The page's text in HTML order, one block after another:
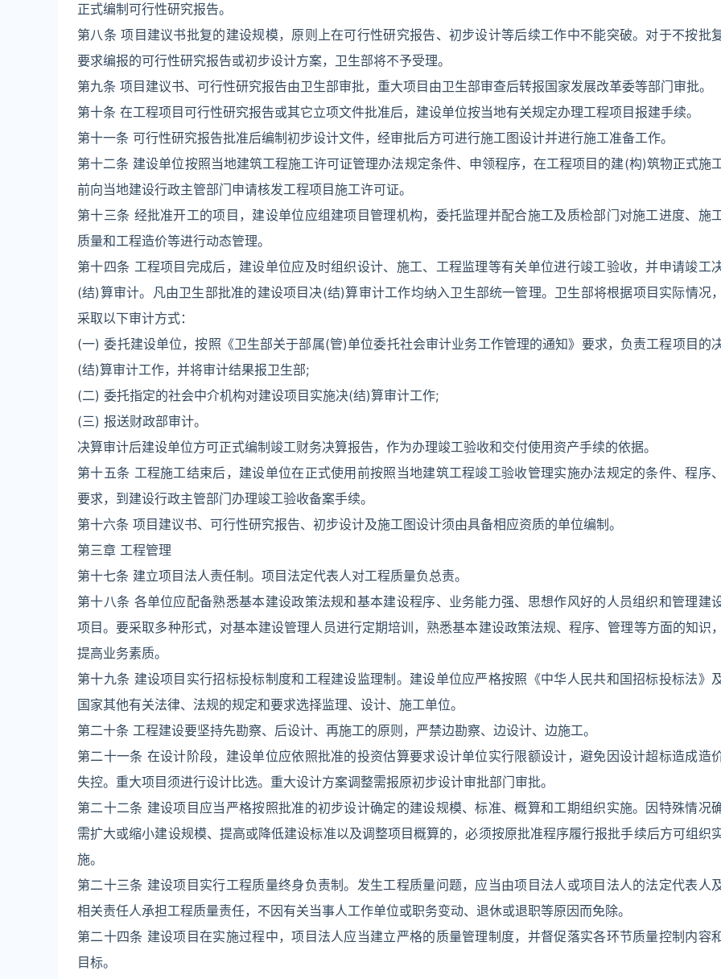
正式编制可行性研究报告。
第八条 项目建议书批复的建设规模，原则上在可行性研究报告、初步设计等后续工作中不能突破。对于不按批
要求编报的可行性研究报告或初步设计方案，卫生部将不予受理。
第九条 项目建议书、可行性研究报告由卫生部审批，重大项目由卫生部审查后转报国家发展改革委等部门审批。
第十条 在工程项目可行性研究报告或其它立项文件批准后，建设单位按当地有关规定办理工程项目报建手续。
第十一条 可行性研究报告批准后编制初步设计文件，经审批后方可进行施工图设计并进行施工准备工作。
第十二条 建设单位按照当地建筑工程施工许可证管理办法规定条件、申领程序，在工程项目的建(构)筑物正式施
前向当地建设行政主管部门申请核发工程项目施工许可证。
第十三条 经批准开工的项目，建设单位应组建项目管理机构，委托监理并配合施工及质检部门对施工进度、施
质量和工程造价等进行动态管理。
第十四条 工程项目完成后，建设单位应及时组织设计、施工、工程监理等有关单位进行竣工验收，并申请竣工
(结)算审计。凡由卫生部批准的建设项目决(结)算审计工作均纳入卫生部统一管理。卫生部将根据项目实际情况，
采取以下审计方式：
(一) 委托建设单位，按照《卫生部关于部属(管)单位委托社会审计业务工作管理的通知》要求，负责工程项目的
(结)算审计工作，并将审计结果报卫生部;
(二) 委托指定的社会中介机构对建设项目实施决(结)算审计工作;
(三) 报送财政部审计。
决算审计后建设单位方可正式编制竣工财务决算报告，作为办理竣工验收和交付使用资产手续的依据。
第十五条 工程施工结束后，建设单位在正式使用前按照当地建筑工程竣工验收管理实施办法规定的条件、程序、
要求，到建设行政主管部门办理竣工验收备案手续。
第十六条 项目建议书、可行性研究报告、初步设计及施工图设计须由具备相应资质的单位编制。
第三章 工程管理
第十七条 建立项目法人责任制。项目法定代表人对工程质量负总责。
第十八条 各单位应配备熟悉基本建设政策法规和基本建设程序、业务能力强、思想作风好的人员组织和管理建
项目。要采取多种形式，对基本建设管理人员进行定期培训，熟悉基本建设政策法规、程序、管理等方面的知识，
提高业务素质。
第十九条 建设项目实行招标投标制度和工程建设监理制。建设单位应严格按照《中华人民共和国招标投标法》
国家其他有关法律、法规的规定和要求选择监理、设计、施工单位。
第二十条 工程建设要坚持先勘察、后设计、再施工的原则，严禁边勘察、边设计、边施工。
第二十一条 在设计阶段，建设单位应依照批准的投资估算要求设计单位实行限额设计，避免因设计超标造成造
失控。重大项目须进行设计比选。重大设计方案调整需报原初步设计审批部门审批。
第二十二条 建设项目应当严格按照批准的初步设计确定的建设规模、标准、概算和工期组织实施。因特殊情况
需扩大或缩小建设规模、提高或降低建设标准以及调整项目概算的，必须按原批准程序履行报批手续后方可组织
施。
第二十三条 建设项目实行工程质量终身负责制。发生工程质量问题，应当由项目法人或项目法人的法定代表人
相关责任人承担工程质量责任，不因有关当事人工作单位或职务变动、退休或退职等原因而免除。
第二十四条 建设项目在实施过程中，项目法人应当建立严格的质量管理制度，并督促落实各环节质量控制内容
目标。